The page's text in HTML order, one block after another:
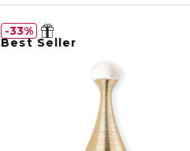
Best Seller
33%